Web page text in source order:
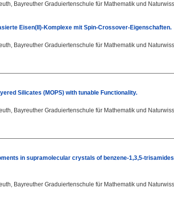
Bayreuther Graduiertenschule für Mathematik und
Eisen(II)-Komplexe mit Spin-Crossover-Eigenschaften.
Bayreuther Graduiertenschule für Mathematik und
Silicates (MOPS) with tunable Functionality.
Bayreuther Graduiertenschule für Mathematik und
in supramolecular crystals of benzene-1,3,5-
Bayreuther Graduiertenschule für Mathematik und